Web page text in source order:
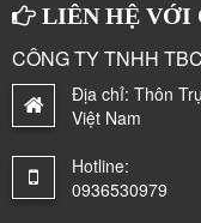
LIÊN HỆ VỚI
CÔNG TY TNHH
Địa chỉ: Thôn
Việt Nam
Hotline:
0936530979